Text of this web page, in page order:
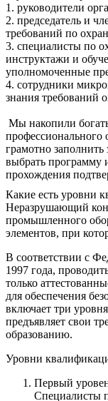
1. руководители
2. председатель и
требований по
3. специалисты по
инструктажи и
уполномоченные
4. сотрудники
знания требований
Мы накопили
грамотно заполнить
выбрать программу
прохождения
Какие есть уровни
Неразрушающий
промышленного
элементов, при
В соответствии с
1997 года,
только
для обеспечения
включает три
предъявляет свои
образованию.
Уровни
Первый
Специалисты